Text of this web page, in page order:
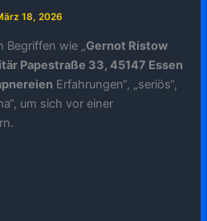
18, 2026
Begriffen wie „Gernot Ristow
Papestraße 33, 45147 Essen
Erfahrungen“, „seriös“,
um sich vor einer